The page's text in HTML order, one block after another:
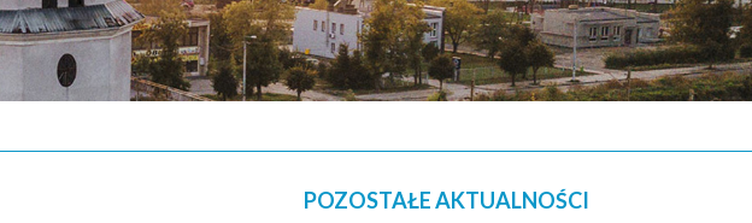
POZOSTAŁE AKTUALNOŚCI